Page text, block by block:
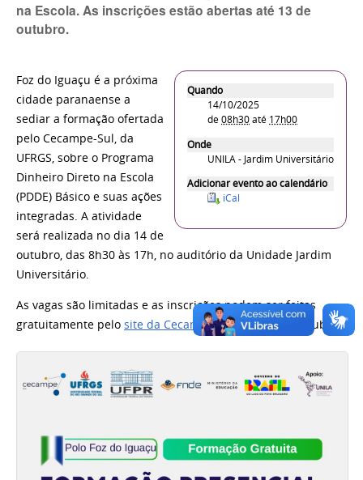
na Escola. As inscrições estão abertas até 13 de
outubro.
Quando
14/10/2025
de08h30até 17h00
Onde
UNILA - Jardim Universitário
Adicionar evento ao calendário
iCal
Foz do Iguaçu é a próxima
cidade paranaense a
sediar a formação ofertada
pelo Cecampe-Sul, da
UFRGS, sobre o Programa
Dinheiro Direto na Escola
(PDDE) Básico e suas ações
integradas. A atividade
será realizada no dia 14 de
outubro, das 8h30 às 17h, no auditório da Unidade Jardim
Universitário.
As vagas são limitadas e as inscrições podem ser feitas
gratuitamente pelo site da Cecampe-Sul, até 13 de outubro.